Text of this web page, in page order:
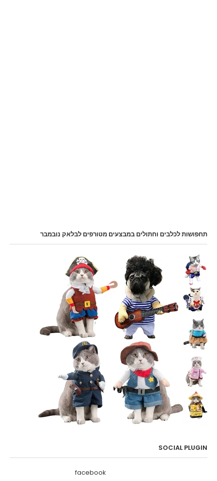
תחפושות לכלבים וחתולים במבצעים מטורפים לבלאק נובמבר
SOCIAL PLUGIN
facebook